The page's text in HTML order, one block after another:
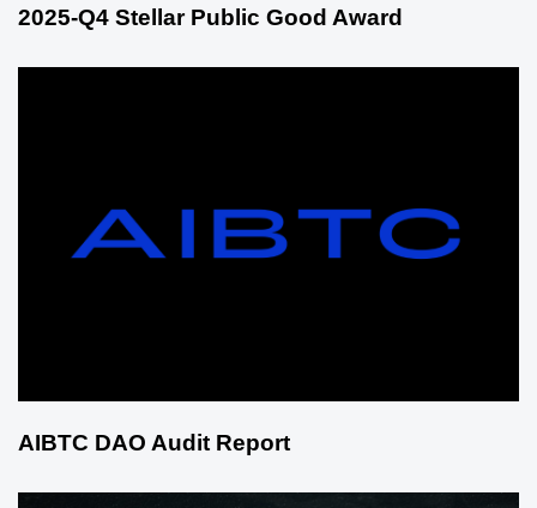
2025-Q4 Stellar Public Good Award
AIBTC DAO Audit Report